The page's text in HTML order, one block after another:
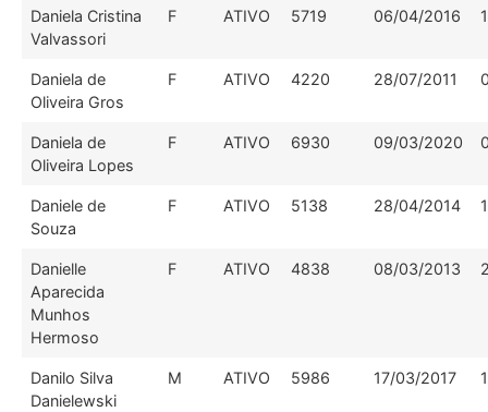
Daniela Cristina
Valvassori
F ATIVO 5719 06/04/2016
Daniela de
Oliveira Gros
F ATIVO 4220 28/07/2011
Daniela de
Oliveira Lopes
F ATIVO 6930 09/03/2020
Daniele de
Souza
F ATIVO 5138 28/04/2014
Danielle
Aparecida
Munhos
Hermoso
F ATIVO 4838 08/03/2013
Danilo Silva
Danielewski
M ATIVO 5986 17/03/2017